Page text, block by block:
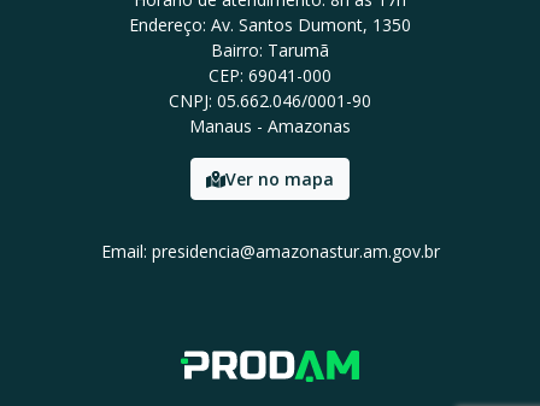
Endereço: Av. Santos Dumont, 1350
Bairro: Tarumã
CEP: 69041-000
CNPJ: 05.662.046/0001-90
Manaus - Amazonas
Ver no mapa
Email: presidencia@amazonastur.am.gov.br